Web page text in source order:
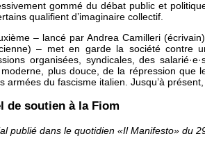
gommé du débat public et
qualifient d’imaginaire collectif.
– lancé par Andrea Camilleri
– met en garde la société contre
organisées, syndicales, des
plus douce, de la répression que
armées du fascisme italien. Jusqu’à
de soutien à la Fiom
publié dans le quotidien «Il Manifesto» du